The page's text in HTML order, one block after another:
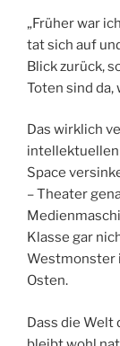
„Früher war
tat sich auf
Blick zurück,
Toten sind da,
Das wirklich
Space
– Theater
Klasse gar
Westmonster
Osten.
Dass die Welt